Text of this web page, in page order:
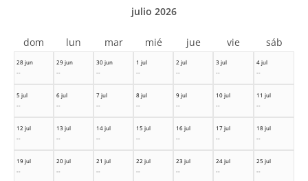
28 jun
--
29 jun
--
30 jun
--
1 jul
--
2 jul
--
3 jul
--
4 jul
--
5 jul
--
6 jul
--
7 jul
--
8 jul
--
9 jul
--
10 jul
--
11 jul
--
12 jul
--
13 jul
--
14 jul
--
15 jul
--
16 jul
--
17 jul
--
18 jul
--
19 jul
--
20 jul
--
21 jul
--
22 jul
--
23 jul
--
24 jul
--
25 jul
--
julio 2026
dom lun mar mié jue vie sáb